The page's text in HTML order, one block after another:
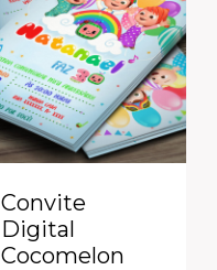
Convite
Digital
Cocomelon